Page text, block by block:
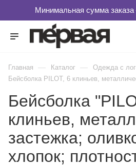
Главная — Каталог — Одежда с
Бейсболка PILOT, 6 клиньев,
Бейсболка
клиньев,
застежка;
хлопок;